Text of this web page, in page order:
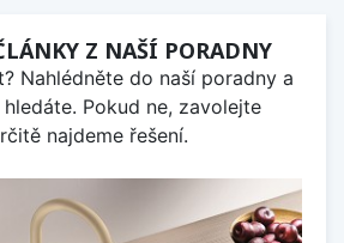
Z NAŠÍ PORADNY
Nahlédněte do naší poradny a
Pokud ne, zavolejte
najdeme řešení.